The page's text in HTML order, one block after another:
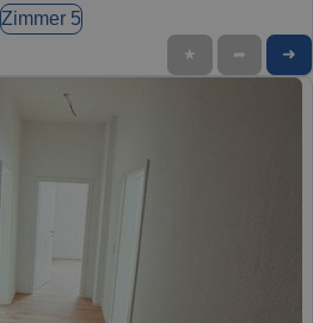
Zimmer 5
★ ➦ ➜